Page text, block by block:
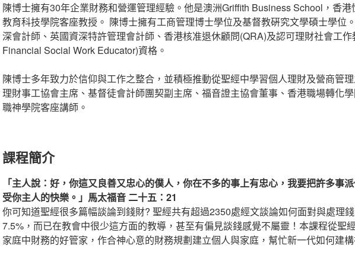
陳博士擁有30年企業財務和營運管理經驗。他是澳洲Griffith Business School，香
教育科技學院客座教授。 陳博士擁有工商管理博士學位及基督教硏究文學碩士學位
深會計師、英國資深特許管理會計師、香港核准退休顧問(QRA)及認可理財社會工
Financial Social Work Educator)資格。
陳博士多年致力於信仰與工作之整合，並積極推動從聖經中學習個人理財及營商管
理財事工協會主席、基督徒會計師團契副主席、福音證主協會董事、香港職場轉化
職神學院客座講師。
課程簡介
「主人說：好，你這又良善又忠心的僕人，你在不多的事上有忠心，我要把許多事
受你主人的快樂。」馬太福音 二十五：21
你可知道聖經很多篇幅談論到錢財? 聖經共有超過2350處經文談論如何面對與處理
7.5%，而已在教會中很少這方面的教導，甚至有偏見談錢感覺不屬靈！本課程從聖
家庭中財務的好管家，作合神心意的財務規劃建立個人與家庭，幫忙新一代如何建